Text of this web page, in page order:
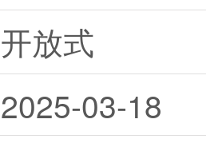
开放式
2025-03-18